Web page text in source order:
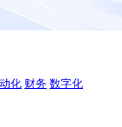
化 财务 数字化